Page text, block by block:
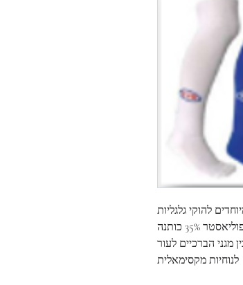
להוקי גלגליות
מגני הברכיים לעור
לנוחיות מקסימאלית